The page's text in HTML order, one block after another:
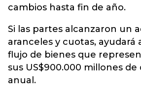
cambios hasta fin de año.
Si las partes alcanzaron un
aranceles y cuotas, ayudará
flujo de bienes que
sus US$900.000 millones
anual.